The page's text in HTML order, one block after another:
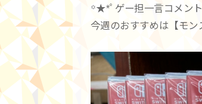
꙳★*ﾟゲー担一言コメン
今週のおすすめは【モン